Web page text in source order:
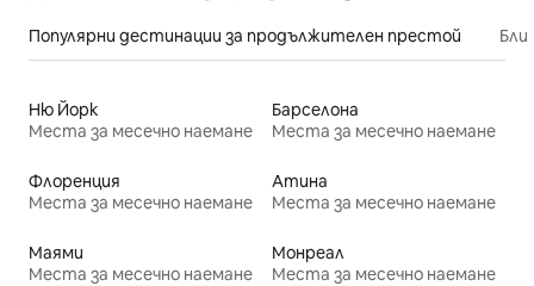
Популярни дестинации за продължителен престой
Ню Йорк
Места за месечно наемане
Барселона
Места за месечно наемане
Флоренция
Места за месечно наемане
Атина
Места за месечно наемане
Маями
Места за месечно наемане
Монреал
Места за месечно наемане